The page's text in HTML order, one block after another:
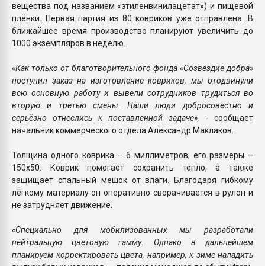
вещества под названием «этиленвинилацетат») и пищевой
плёнки. Первая партия из 80 ковриков уже отправлена. В
ближайшее время производство планируют увеличить до
1000 экземпляров в неделю.
«Как только от благотворительного фонда «Созвездие добра»
поступил заказ на изготовление ковриков, мы отодвинули
всю основную работу и вывели сотрудников трудиться во
вторую и третью смены. Наши люди добросовестно и
серьёзно отнеслись к поставленной задаче», - сообщает
начальник коммерческого отдела Александр Маклаков.
Толщина одного коврика – 6 миллиметров, его размеры –
150х50. Коврик помогает сохранить тепло, а также
защищает спальный мешок от влаги. Благодаря гибкому
лёгкому материалу он оперативно сворачивается в рулон и
не затрудняет движение.
«Специально для мобилизованных мы разработали
нейтральную цветовую гамму. Однако в дальнейшем
планируем корректировать цвета, например, к зиме наладить